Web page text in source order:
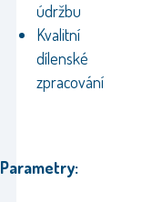
údržbu
Kvalitní
dílenské
zpracování
Parametry: